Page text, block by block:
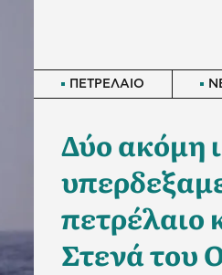
ΠΕΤΡΕΛΑΙΟ
Δύο ακόμη
πετρέλαιο
Στενά του